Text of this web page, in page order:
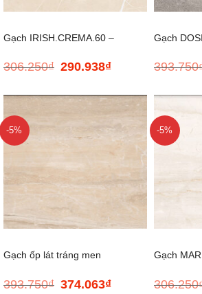
Gạch IRISH.CREMA.60 –
306.250₫ Giá
là:
290.938₫Giá
tại
290.938₫.
Gạch
393.750
-5%
Gạch ốp lát tráng men
393.750₫ Giá
374.063₫Giá
-5%
Gạch
306.250